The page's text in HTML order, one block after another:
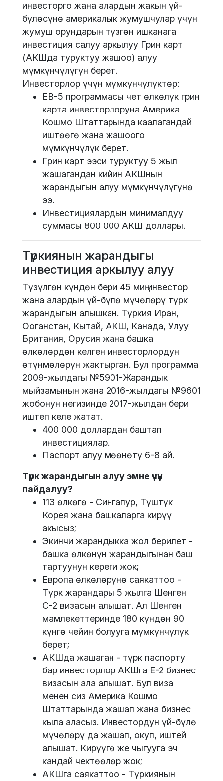
инвесторго жана алардын жакын үй-
бүлөсүнө америкалык жумушчулар үчүн
жумуш орундарын түзгөн ишканага
инвестиция салуу аркылуу Грин карт
(АКШда туруктуу жашоо) алуу
мүмкүнчүлүгүн берет.
Инвесторлор үчүн мүмкүнчүлүктөр:
EB-5 программасы чет өлкөлүк грин
карта инвесторлоруна Америка
Кошмо Штаттарында каалагандай
иштөөгө жана жашоого
мүмкүнчүлүк берет.
Грин карт ээси туруктуу 5 жыл
жашагандан кийин АКШнын
жарандыгын алуу мүмкүнчүлүгүнө
ээ.
Инвестициялардын минималдуу
суммасы 800 000 АКШ доллары.
Түркиянын жарандыгы
инвестиция аркылуу алуу
Түзүлгөн күндөн бери 45 миң инвестор
жана алардын үй-бүлө мүчөлөрү түрк
жарандыгын алышкан. Түркия Иран,
Ооганстан, Кытай, АКШ, Канада, Улуу
Британия, Орусия жана башка
өлкөлөрдөн келген инвесторлордун
өтүнмөлөрүн жактырган. Бул программа
2009-жылдагы №5901-Жарандык
мыйзамынын жана 2016-жылдагы №9601
жобонун негизинде 2017-жылдан бери
иштеп келе жатат.
400 000 доллардан баштап
инвестициялар.
Паспорт алуу мөөнөтү 6-8 ай.
Түрк жарандыгын алуу эмне үчүн
пайдалуу?
113 өлкөгө - Сингапур, Түштүк
Корея жана башкаларга кирүү
акысыз;
Экинчи жарандыкка жол берилет -
башка өлкөнүн жарандыгынан баш
тартуунун кереги жок;
Европа өлкөлөрүнө саякаттоо -
Түрк жарандары 5 жылга Шенген
С-2 визасын алышат. Ал Шенген
мамлекеттеринде 180 күндөн 90
күнгө чейин болууга мүмкүнчүлүк
берет;
АКШда жашаган - түрк паспорту
бар инвесторлор АКШга E-2 бизнес
визасын ала алышат. Бул виза
менен сиз Америка Кошмо
Штаттарында жашап жана бизнес
кыла аласыз. Инвестордун үй-бүлө
мүчөлөрү да жашап, окуп, иштей
алышат. Кирүүгө же чыгууга эч
кандай чектөөлөр жок;
АКШга саякаттоо - Түркиянын